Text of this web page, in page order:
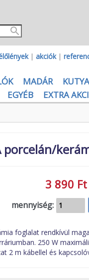
| akciók|
MADÁR KUTYA
EGYÉB EXTRA
porcelán/
3 890 Ft
mennyiség:
foglalat rendkívül
250 W
2 m kábellel és